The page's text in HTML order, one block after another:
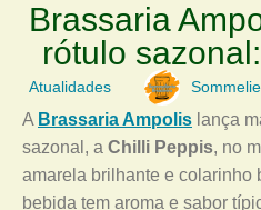
Brassaria
rótulo
Atualidades
A Brassaria Ampolis lança
sazonal, a Chilli Peppis, no
amarela brilhante e colarinho
bebida tem aroma e sabor